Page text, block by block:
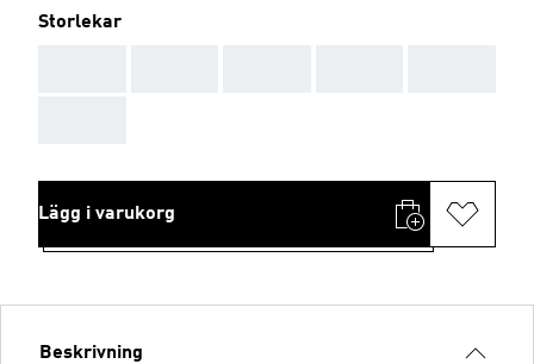
Storlekar
Lägg i varukorg
Beskrivning